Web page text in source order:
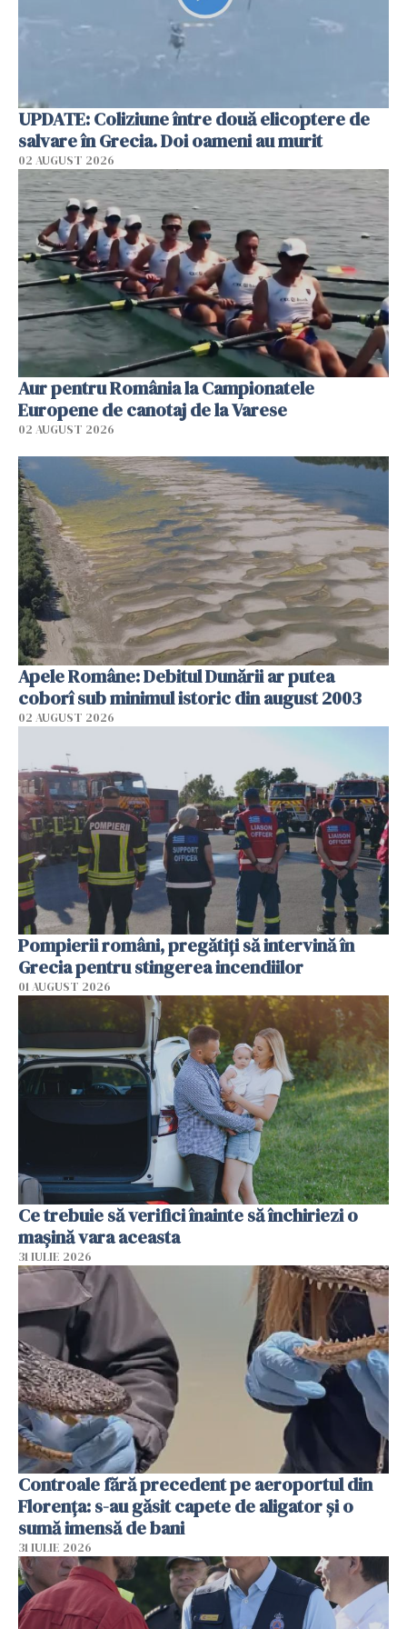
UPDATE: Coliziune între două elicoptere de
salvare în Grecia. Doi oameni au murit
02 AUGUST 2026
Aur pentru România la Campionatele
Europene de canotaj de la Varese
02 AUGUST 2026
Apele Române: Debitul Dunării ar putea
coborî sub minimul istoric din august 2003
02 AUGUST 2026
Pompierii români, pregătiţi să intervină în
Grecia pentru stingerea incendiilor
01 AUGUST 2026
Ce trebuie să verifici înainte să închiriezi o
mașină vara aceasta
31 IULIE 2026
Controale fără precedent pe aeroportul din
Florența: s-au găsit capete de aligator și o
sumă imensă de bani
31 IULIE 2026